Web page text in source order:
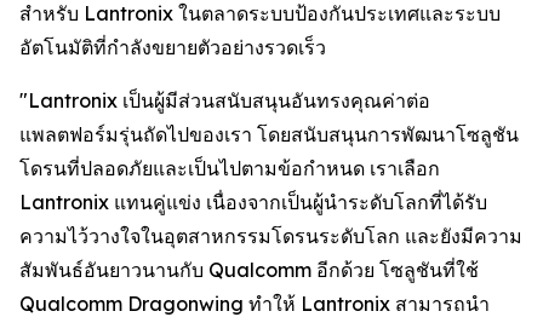
สำหรับ Lantronix ในตลาดระบบป้องกันประเทศและระบบ
อัตโนมัติที่กำลังขยายตัวอย่างรวดเร็ว
"Lantronix เป็นผู้มีส่วนสนับสนุนอันทรงคุณค่าต่อ
แพลตฟอร์มรุ่นถัดไปของเรา โดยสนับสนุนการพัฒนาโซลูชัน
โดรนที่ปลอดภัยและเป็นไปตามข้อกำหนด เราเลือก
Lantronix แทนคู่แข่ง เนื่องจากเป็นผู้นำระดับโลกที่ได้รับ
ความไว้วางใจในอุตสาหกรรมโดรนระดับโลก และยังมีความ
สัมพันธ์อันยาวนานกับ Qualcomm อีกด้วย โซลูชันที่ใช้
Qualcomm Dragonwing ทำให้ Lantronix สามารถนำ